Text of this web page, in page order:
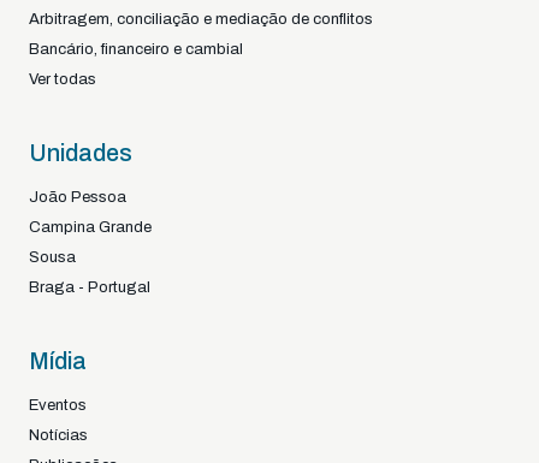
Arbitragem, conciliação e mediação de conflitos
Bancário, financeiro e cambial
Ver todas
Unidades
João Pessoa
Campina Grande
Sousa
Braga - Portugal
Mídia
Eventos
Notícias